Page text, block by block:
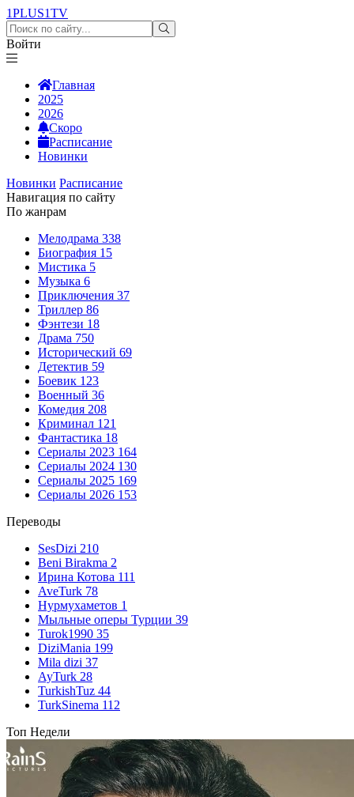
1PLUS1TV
Войти
Главная
2025
2026
Скоро
Расписание
Новинки
Новинки Расписание
Навигация по сайту
По жанрам
Мелодрама 338
Биография 15
Мистика 5
Музыка 6
Приключения 37
Триллер 86
Фэнтези 18
Драма 750
Исторический 69
Детектив 59
Боевик 123
Военный 36
Комедия 208
Криминал 121
Фантастика 18
Сериалы 2023 164
Сериалы 2024 130
Сериалы 2025 169
Сериалы 2026 153
Переводы
SesDizi 210
Beni Birakma 2
Ирина Котова 111
AveTurk 78
Нурмухаметов 1
Мыльные оперы Турции 39
Turok1990 35
DiziMania 199
Mila dizi 37
AyTurk 28
TurkishTuz 44
TurkSinema 112
Топ Недели